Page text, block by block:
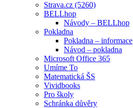
Strava.cz (5260)
BELLhop
Návody – BELLhop
Pokladna
Pokladna – informace
Návod – pokladna
Microsoft Office 365
Umíme To
Matematická ŠS
Vividbooks
Pro školy
Schránka důvěry